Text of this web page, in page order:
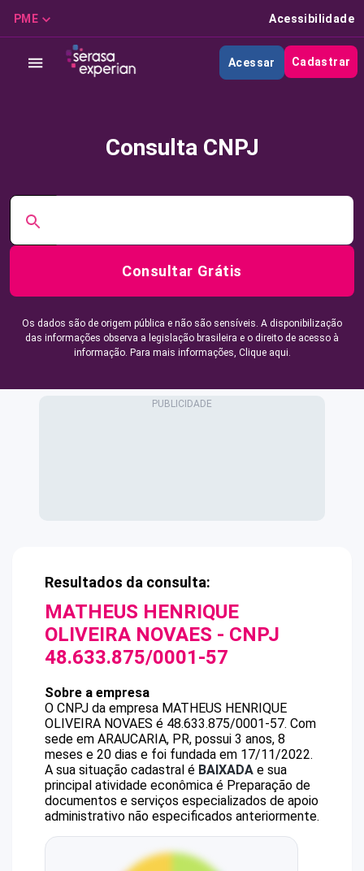
PME Acessibilidade
Acessar Cadastrar
Consulta CNPJ
Consultar Grátis
Os dados são de origem pública e não são sensíveis. A disponibilização
das informações observa a legislação brasileira e o direito de acesso à
informação. Para mais informações, Clique aqui.
Resultados da consulta:
MATHEUS HENRIQUE
OLIVEIRA NOVAES - CNPJ
48.633.875/0001-57
Sobre a empresa
O CNPJ da empresa MATHEUS HENRIQUE
OLIVEIRA NOVAES é 48.633.875/0001-57. Com
sede em ARAUCARIA, PR, possui 3 anos, 8
meses e 20 dias e foi fundada em 17/11/2022.
A sua situação cadastral é BAIXADA e sua
principal atividade econômica é Preparação de
documentos e serviços especializados de apoio
administrativo não especificados anteriormente.